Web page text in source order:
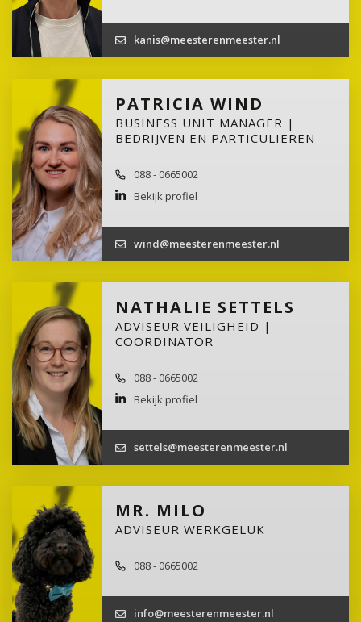
kanis@meesterenmeester.nl
PATRICIA WIND
BUSINESS UNIT MANAGER |
BEDRIJVEN EN PARTICULIEREN
088 - 0665002
Bekijk profiel
wind@meesterenmeester.nl
NATHALIE SETTELS
ADVISEUR VEILIGHEID |
COÖRDINATOR
088 - 0665002
Bekijk profiel
settels@meesterenmeester.nl
MR. MILO
ADVISEUR WERKGELUK
088 - 0665002
info@meesterenmeester.nl